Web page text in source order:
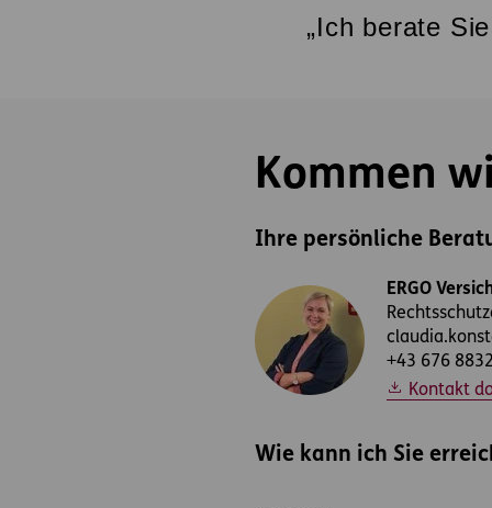
„Ich berate
Kommen
Ihre persönliche
ERGO
+43 676
Kontakt
Wie kann ich Sie